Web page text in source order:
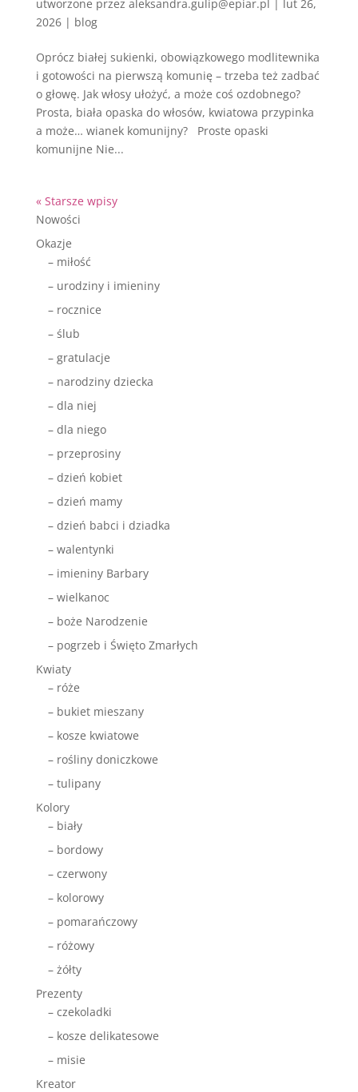
utworzone przez aleksandra.gulip@epiar.pl
lut 26,
2026| blog
Oprócz białej sukienki, obowiązkowego modlitewnika
i gotowości na pierwszą komunię – trzeba też zadbać
o głowę. Jak włosy ułożyć, a może coś ozdobnego?
Prosta, biała opaska do włosów, kwiatowa przypinka
a może… wianek komunijny? Proste opaski
komunijne Nie...
« Starsze wpisy
Nowości
Okazje
– miłość
– urodziny i imieniny
– rocznice
– ślub
– gratulacje
– narodziny dziecka
– dla niej
– dla niego
– przeprosiny
– dzień kobiet
– dzień mamy
– dzień babci i dziadka
– walentynki
– imieniny Barbary
– wielkanoc
– boże Narodzenie
– pogrzeb i Święto Zmarłych
Kwiaty
– róże
– bukiet mieszany
– kosze kwiatowe
– rośliny doniczkowe
– tulipany
Kolory
– biały
– bordowy
– czerwony
– kolorowy
– pomarańczowy
– różowy
– żółty
Prezenty
– czekoladki
– kosze delikatesowe
– misie
Kreator